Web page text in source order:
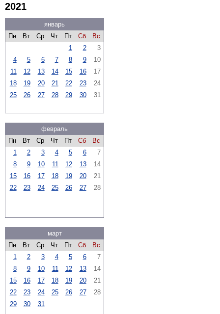
2021
январь
Пн
Вт Ср Чт Пт Сб
Вс
1
2
3
4
5 6 7 8 9
10
11
12 13 14 15 16
17
18
19 20 21 22 23
24
25
26 27 28 29 30 31
февраль
Пн
Вт Ср Чт Пт Сб
Вс
1
2 3 4 5 6
7
8
9 10 11 12 13
14
15
16 17 18 19 20
21
22
23 24 25 26 27 28
март
Пн
Вт Ср Чт Пт Сб
Вс
1
2 3 4 5 6
7
8
9 10 11 12 13
14
15
16 17 18 19 20
21
22
23 24 25 26 27
28
29
30 31